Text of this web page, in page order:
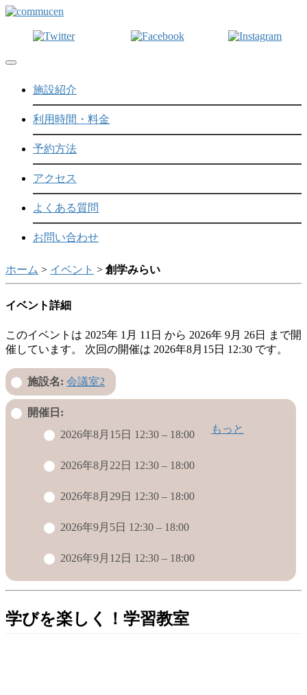
Toggle navigation
施設紹介
利用時間・料金
予約方法
アクセス
よくある質問
お問い合わせ
ホーム > イベント > 創学みらい
イベント詳細
このイベントは 2025年 1月 11日 から 2026年 9月 26日 まで開
催しています。 次回の開催は 2026年8月15日 12:30 です。
施設名: 会議室2
開催日:
2026年8月15日 12:30 – 18:00
2026年8月22日 12:30 – 18:00
2026年8月29日 12:30 – 18:00
2026年9月5日 12:30 – 18:00
2026年9月12日 12:30 – 18:00
もっと
学びを楽しく！学習教室